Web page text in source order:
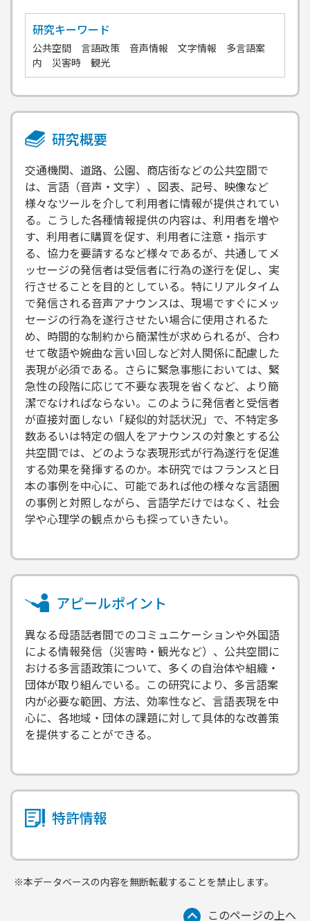
研究キーワード
公共空間 言語政策 音声情報 文字情報 多言語案
内 災害時 観光
研究概要
交通機関、道路、公園、商店街などの公共空間で
は、言語（音声・文字）、図表、記号、映像など
様々なツールを介して利用者に情報が提供されてい
る。こうした各種情報提供の内容は、利用者を増や
す、利用者に購買を促す、利用者に注意・指示す
る、協力を要請するなど様々であるが、共通してメ
ッセージの発信者は受信者に行為の遂行を促し、実
行させることを目的としている。特にリアルタイム
で発信される音声アナウンスは、現場ですぐにメッ
セージの行為を遂行させたい場合に使用されるた
め、時間的な制約から簡潔性が求められるが、合わ
せて敬語や婉曲な言い回しなど対人関係に配慮した
表現が必須である。さらに緊急事態においては、緊
急性の段階に応じて不要な表現を省くなど、より簡
潔でなければならない。このように発信者と受信者
が直接対面しない「疑似的対話状況」で、不特定多
数あるいは特定の個人をアナウンスの対象とする公
共空間では、どのような表現形式が行為遂行を促進
する効果を発揮するのか。本研究ではフランスと日
本の事例を中心に、可能であれば他の様々な言語圏
の事例と対照しながら、言語学だけではなく、社会
学や心理学の観点からも探っていきたい。
アピールポイント
異なる母語話者間でのコミュニケーションや外国語
による情報発信（災害時・観光など）、公共空間に
おける多言語政策について、多くの自治体や組織・
団体が取り組んでいる。この研究により、多言語案
内が必要な範囲、方法、効率性など、言語表現を中
心に、各地域・団体の課題に対して具体的な改善策
を提供することができる。
特許情報
※本データベースの内容を無断転載することを禁止します。
このページの上へ